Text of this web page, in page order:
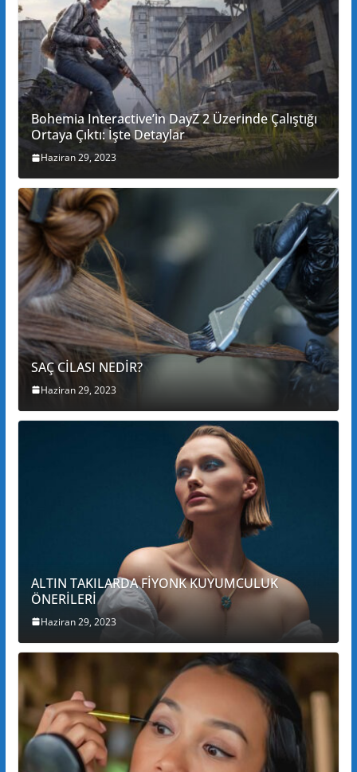
Bohemia Interactive’in DayZ 2 Üzerinde Çalıştığı
Ortaya Çıktı: İşte Detaylar
Haziran 29, 2023
SAÇ CİLASI NEDİR?
Haziran 29, 2023
ALTIN TAKILARDA FİYONK KUYUMCULUK
ÖNERİLERİ
Haziran 29, 2023